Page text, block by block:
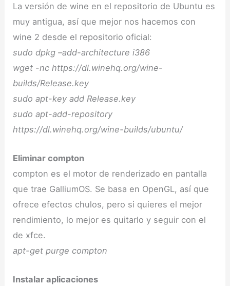
La versión de wine en el repositorio de Ubuntu es
muy antigua, así que mejor nos hacemos con
wine 2 desde el repositorio oficial:
sudo dpkg –add-architecture i386
wget -nc https://dl.winehq.org/wine-
builds/Release.key
sudo apt-key add Release.key
sudo apt-add-repository
https://dl.winehq.org/wine-builds/ubuntu/
Eliminar compton
compton es el motor de renderizado en pantalla
que trae GalliumOS. Se basa en OpenGL, así que
ofrece efectos chulos, pero si quieres el mejor
rendimiento, lo mejor es quitarlo y seguir con el
de xfce.
apt-get purge compton
Instalar aplicaciones